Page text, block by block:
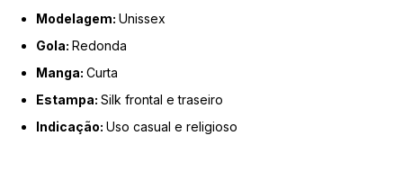
Modelagem: Unissex
Gola: Redonda
Manga: Curta
Estampa: Silk frontal e traseiro
Indicação: Uso casual e religioso